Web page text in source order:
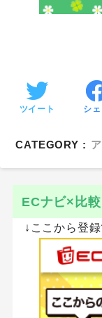
ツイート シ
CATEGORY :
ECナビ×比
↓ここから登録